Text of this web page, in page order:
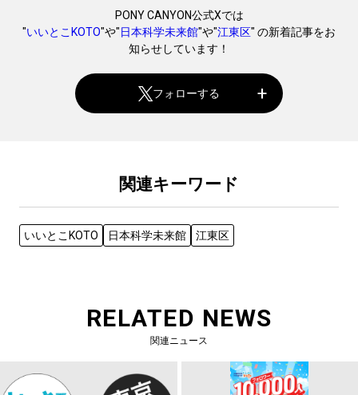
PONY CANYON公式Xでは
"いいとこKOTO"や"日本科学未来館"や"江東区" の新着記事をお
知らせしています！
フォローする
関連キーワード
いいとこKOTO 日本科学未来館 江東区
RELATED NEWS
関連ニュース